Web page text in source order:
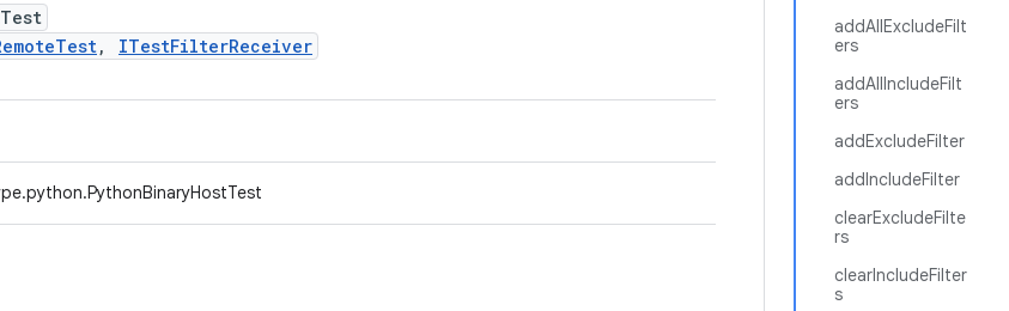
addAllExcludeFilt
ers
addAllIncludeFilt
ers
addExcludeFilter
addIncludeFilter
clearExcludeFilte
rs
clearIncludeFilter
s
, ITestFilterReceiver